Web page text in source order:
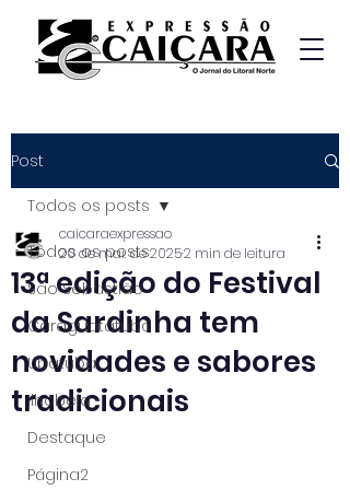
Post
Todos os posts
São Sebastião
Caraguatatuba
Ubatuba
Ilhabela
Destaque
Página2
Todos os posts
13ª edição do Festival
da Sardinha tem
novidades e sabores
tradicionais
caicaraexpressao
20 de mai. de 20252 min de leitura